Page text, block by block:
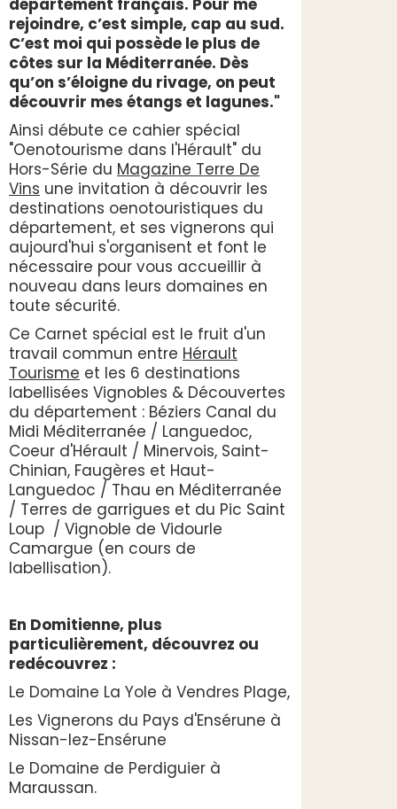
département français. Pour me
rejoindre, c’est simple, cap au sud.
C’est moi qui possède le plus de
côtes sur la Méditerranée. Dès
qu’on s’éloigne du rivage, on peut
découvrir mes étangs et lagunes."
Ainsi débute ce cahier spécial
"Oenotourisme dans l'Hérault" du
Hors-Série du Magazine Terre De
Vins une invitation à découvrir les
destinations oenotouristiques du
département, et ses vignerons qui
aujourd'hui s'organisent et font le
nécessaire pour vous accueillir à
nouveau dans leurs domaines en
toute sécurité.
Ce Carnet spécial est le fruit d'un
travail commun entre Hérault
Tourisme et les 6 destinations
labellisées Vignobles & Découvertes
du département : Béziers Canal du
Midi Méditerranée / Languedoc,
Coeur d'Hérault / Minervois, Saint-
Chinian, Faugères et Haut-
Languedoc / Thau en Méditerranée
/ Terres de garrigues et du Pic Saint
Loup / Vignoble de Vidourle
Camargue (en cours de
labellisation).
En Domitienne, plus
particulièrement, découvrez ou
redécouvrez :
Le Domaine La Yole à Vendres Plage,
Les Vignerons du Pays d'Ensérune à
Nissan-lez-Ensérune
Le Domaine de Perdiguier à
Maraussan.